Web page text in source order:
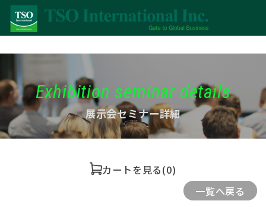
Exhibition seminar details
展示会セミナー詳細
カートを見る(0)
一覧へ戻る